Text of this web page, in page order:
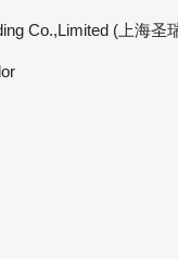
Co.,Limited (上海圣